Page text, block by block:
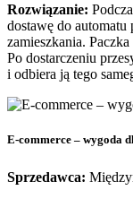
Rozwiązanie:
dostawę do
zamieszkania.
Po dostarczeniu
i odbiera ją tego
E-commerce – wygoda
Sprzedawca: